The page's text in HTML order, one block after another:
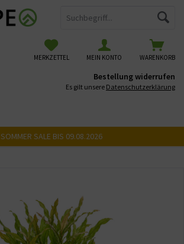
WARENKORB
MERKZETTEL MEIN KONTO
Bestellung widerrufen
Es gilt unsere Datenschutzerklärung
SOMMER SALE BIS 09.08.2026